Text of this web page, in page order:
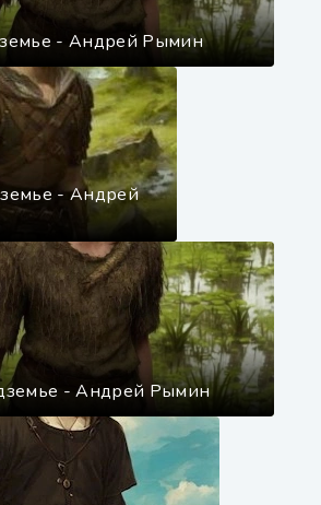
- Андрей Рымин
- Андрей
- Андрей Рымин